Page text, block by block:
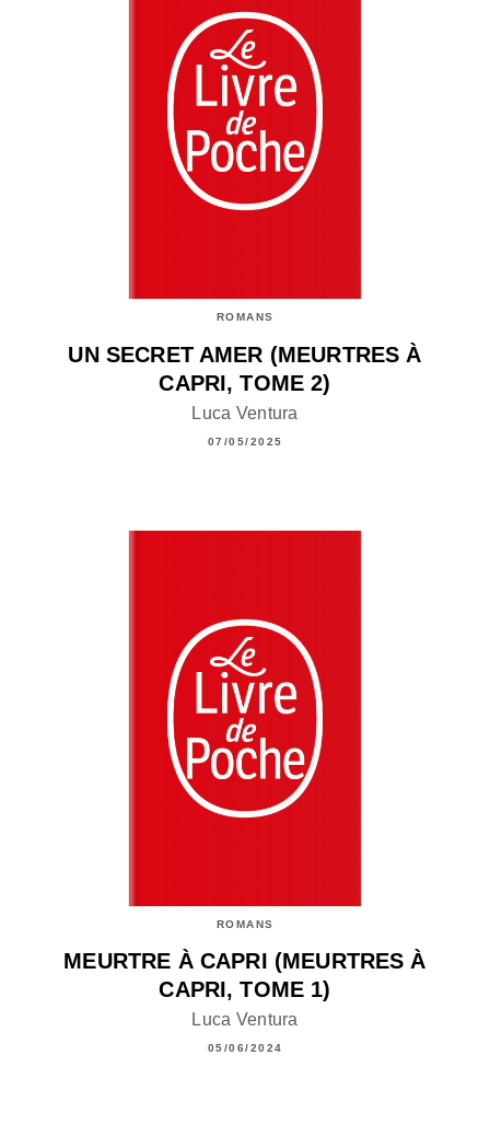
ROMANS
UN SECRET AMER (MEURTRES À
CAPRI, TOME 2)
Luca Ventura
07/05/2025
ROMANS
MEURTRE À CAPRI (MEURTRES À
CAPRI, TOME 1)
Luca Ventura
05/06/2024